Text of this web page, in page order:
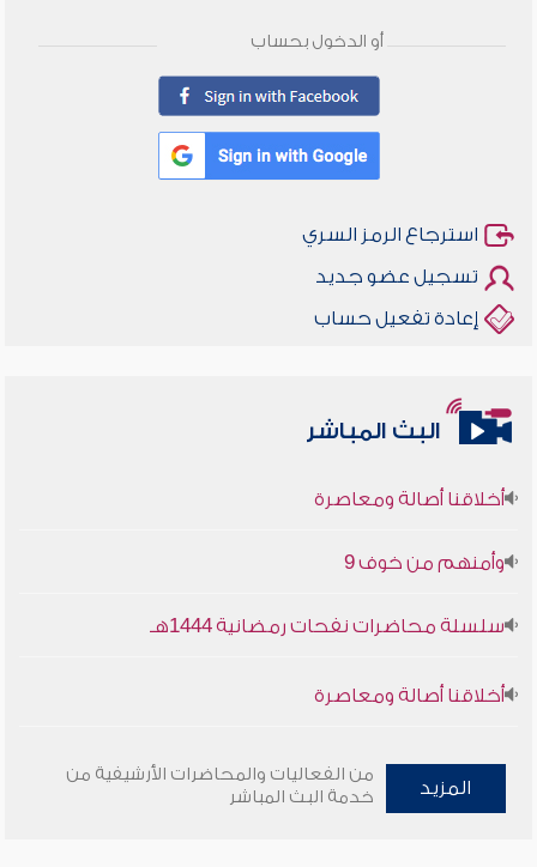
أو الدخول بحساب
استرجاع الرمز السري
تسجيل عضو جديد
إعادة تفعيل حساب
البث المباشر
سلسلة محاضرات نفحات رمضانية 1444هـ
المزيد
من الفعاليات والمحاضرات الأرشيفية من
خدمة البث المباشر